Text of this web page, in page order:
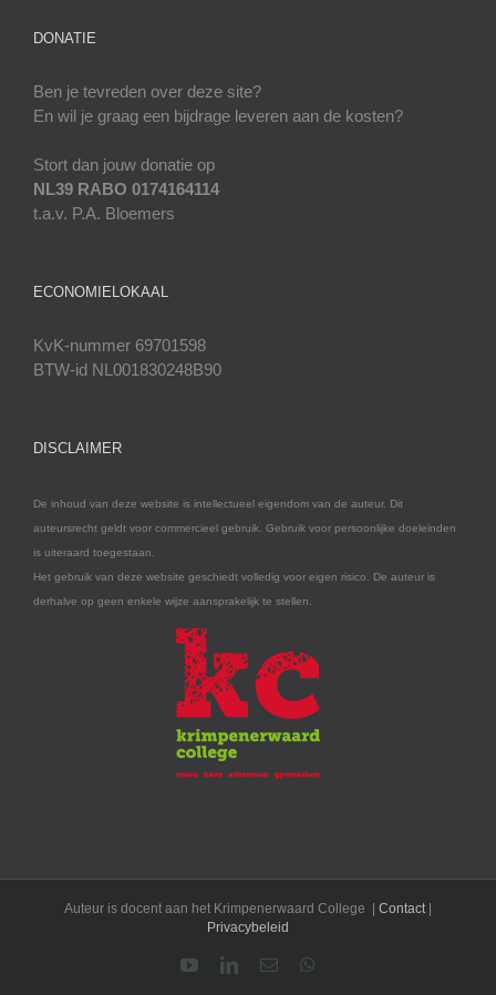
DONATIE
Ben je tevreden over deze site?
En wil je graag een bijdrage leveren aan de kosten?
Stort dan jouw donatie op
NL39 RABO 0174164114
t.a.v. P.A. Bloemers
ECONOMIELOKAAL
KvK-nummer 69701598
BTW-id NL001830248B90
DISCLAIMER
De inhoud van deze website is intellectueel eigendom van de auteur. Dit
auteursrecht geldt voor commercieel gebruik. Gebruik voor persoonlijke doeleinden
is uiteraard toegestaan.
Het gebruik van deze website geschiedt volledig voor eigen risico. De auteur is
derhalve op geen enkele wijze aansprakelijk te stellen.
Auteur is docent aan het Krimpenerwaard College | Contact|
Privacybeleid
YouTubeLinkedIn
E-